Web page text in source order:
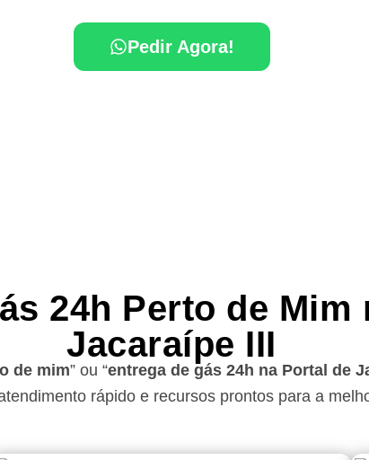
Pedir Agora!
24h Perto de Mim
Jacaraípe III
de mim” ou “entrega de gás 24h na Portal de
rápido e recursos prontos para a